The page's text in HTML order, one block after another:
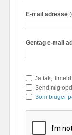
E-mail adresse
Gentag e-mail
Ja tak,
Send mig
Som bruger